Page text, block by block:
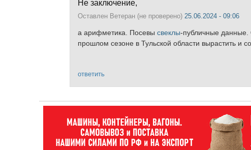
Не заключение,
Оставлен Ветеран (не проверено) 25.06.2024 - 09:06
а арифметика. Посевы свеклы-публичные данные.
прошлом сезоне в Тульской области вырастить и
ответить